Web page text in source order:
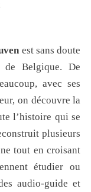
est sans doute
de Belgique. De
avec ses
on découvre la
l’histoire qui se
plusieurs
tout en croisant
étudier ou
audio-guide et